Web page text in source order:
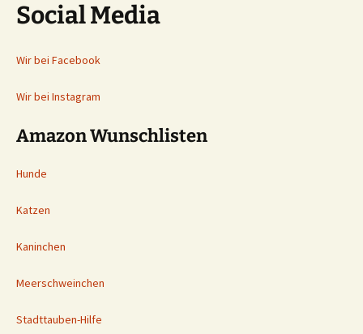
Social Media
Wir bei Facebook
Wir bei Instagram
Amazon Wunschlisten
Hunde
Katzen
Kaninchen
Meerschweinchen
Stadttauben-Hilfe